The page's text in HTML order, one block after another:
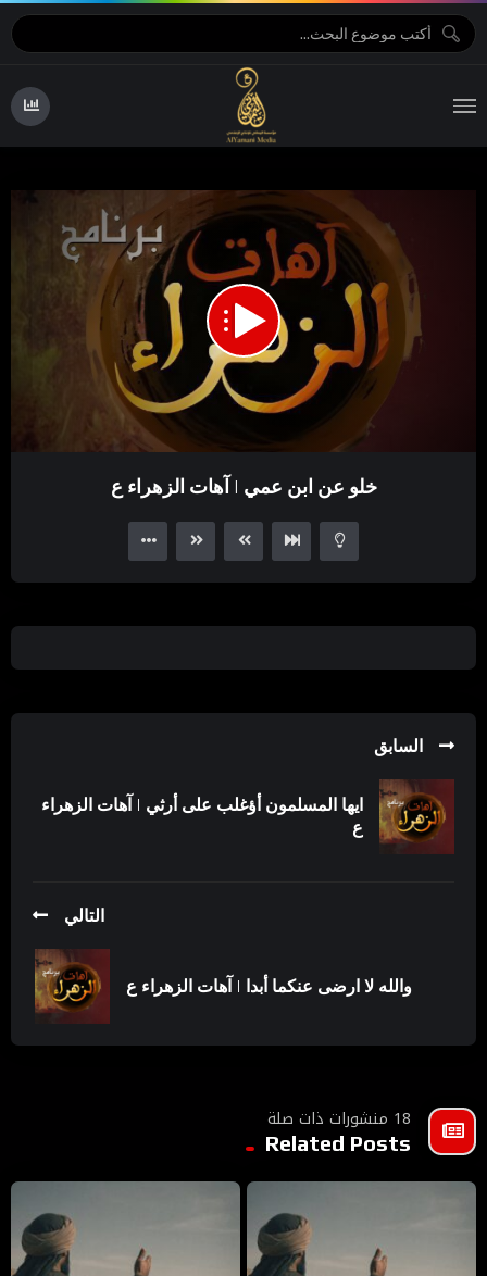
خلو عن ابن عمي | آهات الزهراء ع
السابق
ايها المسلمون أؤغلب على أرثي | آهات الزهراء
ع
التالي
والله لا ارضى عنكما أبدا | آهات الزهراء ع
18 منشورات ذات صلة
Related Posts